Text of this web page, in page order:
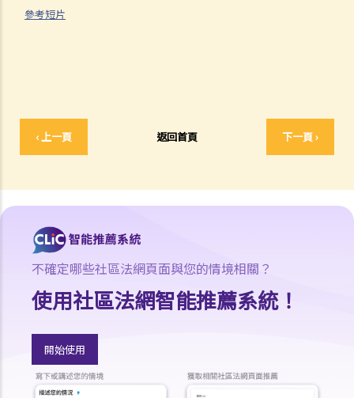
參考短片
‹ 上一頁 返回首頁 下一頁 ›
10. 案件管理會議
11. 審訊前的覆核
涉及非致命意外的申索
若我因人身傷害提出申索，可否申請法律援助？
法律援助
法律援助輔助計劃
切勿尋求索償代理協助處理申索
逝者家屬
不確定哪些社區法網頁面與您的情境相關？
使用社區法網智能推薦系統！
開始使用